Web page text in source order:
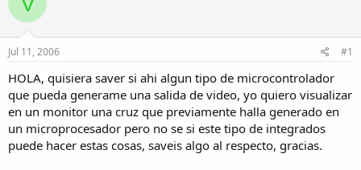
n
c
i
o
Jul 11, 2006 #1
HOLA, quisiera saver si ahi algun tipo de microcontrolador
que pueda generame una salida de video, yo quiero visualizar
en un monitor una cruz que previamente halla generado en
un microprocesador pero no se si este tipo de integrados
puede hacer estas cosas, saveis algo al respecto, gracias.